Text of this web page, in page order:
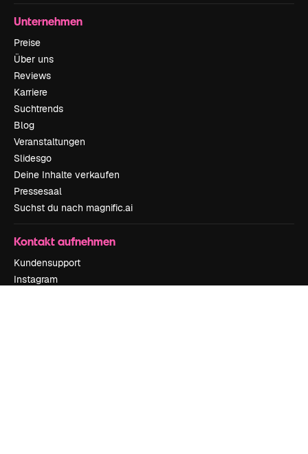
Unternehmen
Preise
Über uns
Reviews
Karriere
Suchtrends
Blog
Veranstaltungen
Slidesgo
Deine Inhalte verkaufen
Pressesaal
Suchst du nach magnific.ai
Kontakt aufnehmen
Kundensupport
Instagram